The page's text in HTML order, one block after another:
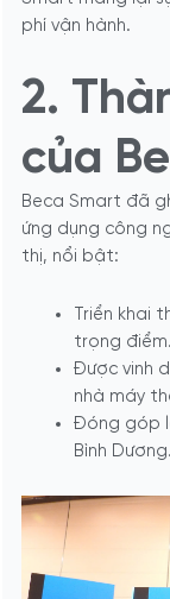
phí vận hành.
2.
của
Beca Smart đã
ứng dụng công
thị, nổi bật:
Triển khai
trọng điểm.
Được vinh
nhà máy
Đóng góp
Bình Dương.